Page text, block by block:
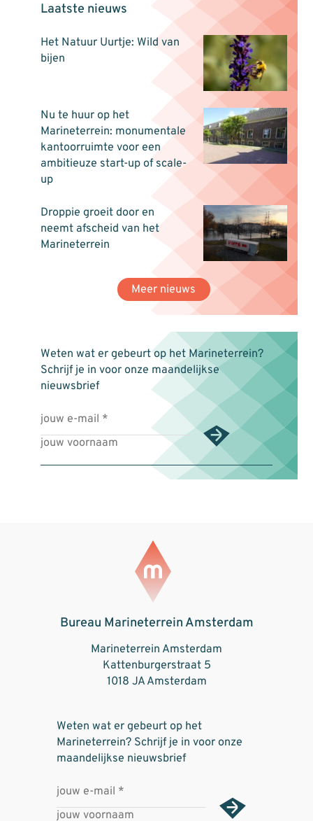
Laatste nieuws
Het Natuur Uurtje: Wild van
bijen
Nu te huur op het
Marineterrein: monumentale
kantoorruimte voor een
ambitieuze start-up of scale-
up
Droppie groeit door en
neemt afscheid van het
Marineterrein
Meer nieuws
Weten wat er gebeurt op het Marineterrein?
Schrijf je in voor onze maandelijkse
nieuwsbrief
Bureau Marineterrein Amsterdam
Marineterrein Amsterdam
Kattenburgerstraat 5
1018 JA Amsterdam
Weten wat er gebeurt op het
Marineterrein? Schrijf je in voor onze
maandelijkse nieuwsbrief